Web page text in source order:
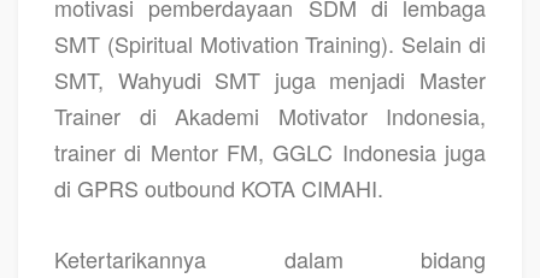
motivasi pemberdayaan SDM di lembaga
SMT (Spiritual Motivation Training). Selain di
SMT, Wahyudi SMT juga menjadi Master
Trainer di Akademi Motivator Indonesia,
trainer di Mentor FM, GGLC Indonesia juga
di GPRS outbound KOTA CIMAHI.
Ketertarikannya dalam bidang